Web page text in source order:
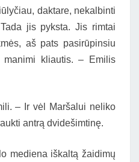
daktare, nekalbinti
jis pyksta. Jis rimtai
aš pats pasirūpinsiu
manimi kliautis. – Emilis
– Ir vėl Maršalui neliko
antrą dvidešimtinę.
mediena iškaltą žaidimų